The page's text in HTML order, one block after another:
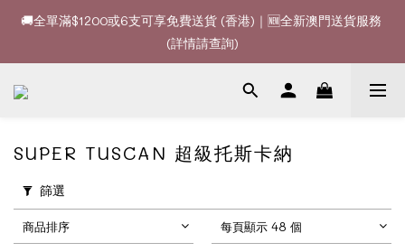
🚚全單滿$1200或6支可享免費送貨 (香港)｜🆕全新澳門送貨服務
(詳情請查詢)
🚚全單滿$1200或6支可享免費送貨 (香港)｜🆕全新澳門送貨服務
(詳情請查詢)
🍷酒款、優惠經常更新，請時刻追蹤我地😊｜🤵👰Wine Couple
🚚全單滿$1200或6支可享免費送貨 (香港)｜🆕全新澳門送貨服務
SUPER TUSCAN 超級托斯卡納
篩選
商品排序 每頁顯示 48 個